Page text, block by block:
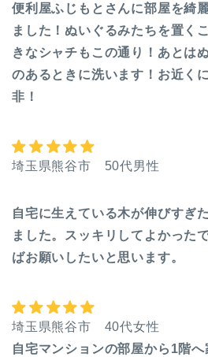
便利屋ふじもとさんに部屋を綺
ました！ぬいぐるみたちを置く
きなシャチもこの通り！あとは
のあるときに洗います！お近く
非！
埼玉県熊谷市 50代男性
自宅に生えている木が伸びすぎ
ました。スッキリしてよかった
ばお願いしたいと思います。
埼玉県熊谷市 40代女性
自宅マンションの部屋から1階